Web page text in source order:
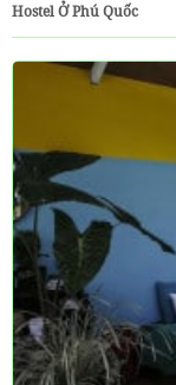
Hostel Ở Phú Quốc